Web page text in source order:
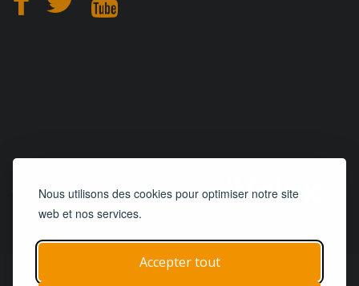
Nous utilisons des cookies pour optimiser notre site
web et nos services.
Accepter tout
CONCEPTIONetHÉBERGEMENT
© 2019 - 2026 | Tous droits réservés